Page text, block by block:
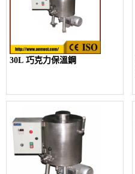
30L 巧克力保溫鋼